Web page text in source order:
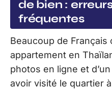
de bien :
fréquentes
Beaucoup de
appartement en
photos en ligne et
avoir visité le quartier